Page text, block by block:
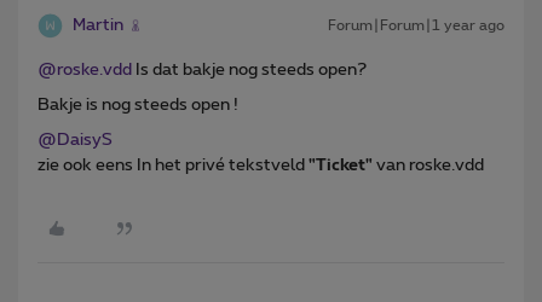
Martin Forum|Forum|1 year ago
@roske.vdd Is dat bakje nog steeds open?
Bakje is nog steeds open !
@DaisyS
zie ook eens In het privé tekstveld "Ticket" van roske.vdd